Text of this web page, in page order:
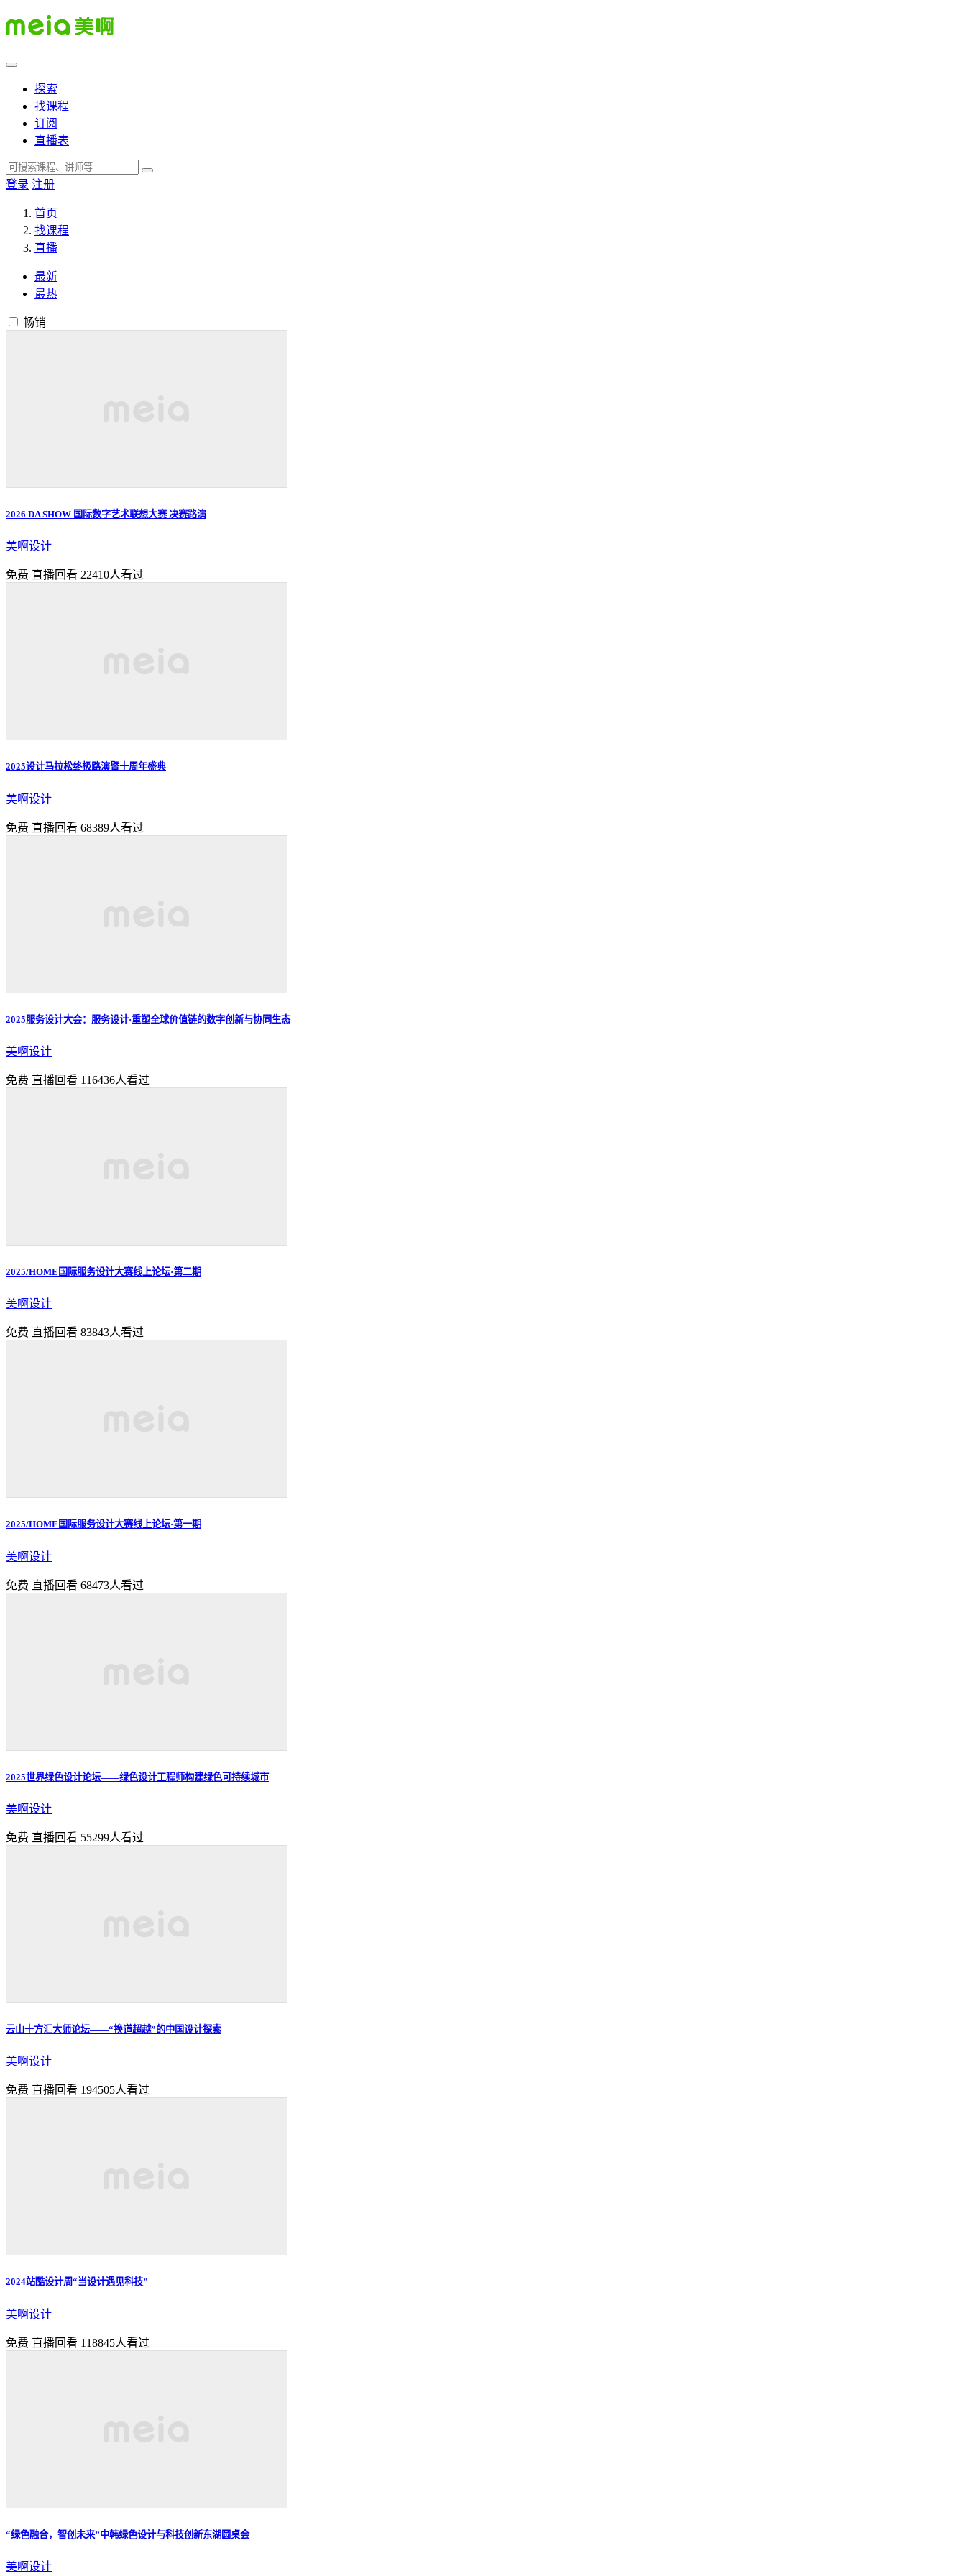
探索
找课程
订阅
直播表
登录 注册
首页
找课程
直播
最新
最热
畅销
2026 DA SHOW 国际数字艺术联想大赛 决赛路演
美啊设计
免费 直播回看 22410人看过
2025设计马拉松终极路演暨十周年盛典
美啊设计
免费 直播回看 68389人看过
2025服务设计大会：服务设计·重塑全球价值链的数字创新与协同生态
美啊设计
免费 直播回看 116436人看过
2025/HOME国际服务设计大赛线上论坛·第二期
美啊设计
免费 直播回看 83843人看过
2025/HOME国际服务设计大赛线上论坛·第一期
美啊设计
免费 直播回看 68473人看过
2025世界绿色设计论坛——绿色设计工程师构建绿色可持续城市
美啊设计
免费 直播回看 55299人看过
云山十方汇大师论坛——“换道超越”的中国设计探索
美啊设计
免费 直播回看 194505人看过
2024站酷设计周“当设计遇见科技”
美啊设计
免费 直播回看 118845人看过
“绿色融合，智创未来”中韩绿色设计与科技创新东湖圆桌会
美啊设计